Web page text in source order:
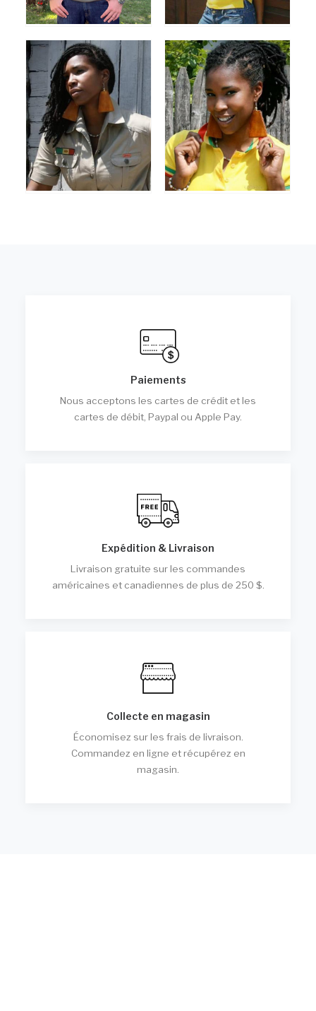
Paiements
Nous acceptons les cartes de crédit et les
cartes de débit, Paypal ou Apple Pay.
Expédition & Livraison
Livraison gratuite sur les commandes
américaines et canadiennes de plus de 250 $.
Collecte en magasin
Économisez sur les frais de livraison.
Commandez en ligne et récupérez en
magasin.